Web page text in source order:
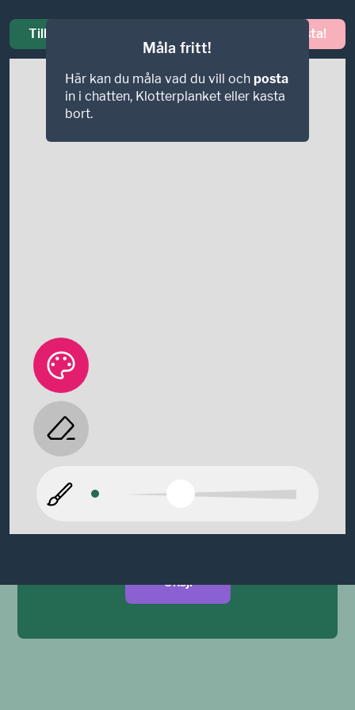
Tillbaka Posta!
Måla fritt!
Här kan du måla vad du vill och posta
in i chatten, Klotterplanket eller kasta
bort.
På dittecpat.se använder vi nödvändiga
kakor
Vi använder nödvändiga cookies för att ge
dig en förbättrade upplevelse och för att viss
webbplatsen.
cookies här
Okej!